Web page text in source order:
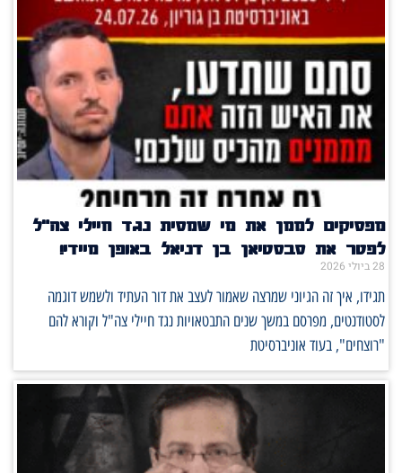
מפסיקים לממן את מי שמסית נגד חיילי צה"ל
לפטר את סבסטיאן בן דניאל באופן מיידי!
28 ביולי 2026
תגידו, איך זה הגיוני שמרצה שאמור לעצב את דור העתיד ולשמש דוגמה
לסטודנטים, מפרסם במשך שנים התבטאויות נגד חיילי צה"ל וקורא להם
"רוצחים", בעוד אוניברסיטת